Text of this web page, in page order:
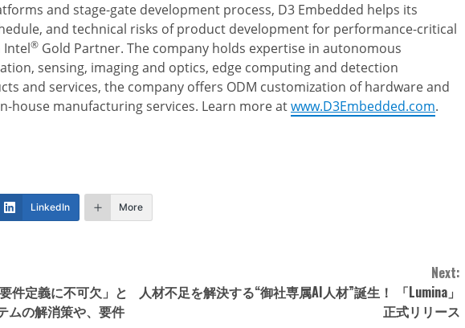
and stage-gate development process, D3 Embedded helps its
and technical risks of product development for performance-critical
Intel® Gold Partner. The company holds expertise in autonomous
sensing, imaging and optics, edge computing and detection
and services, the company offers ODM customization of hardware and
house manufacturing services. Learn more atwww.D3Embedded.com.
LinkedIn More
件定義に不可欠」と
ムの解消策や、要件
Next:
人材不足を解決する“御社専属AI人材”誕生！ 「Lumina」
正式リリース